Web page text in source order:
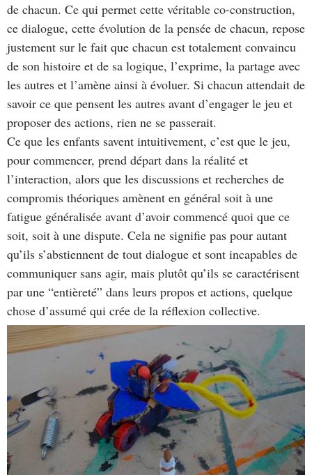
de chacun. Ce qui permet cette véritable co-construction,
ce dialogue, cette évolution de la pensée de chacun, repose
justement sur le fait que chacun est totalement convaincu
de son histoire et de sa logique, l’exprime, la partage avec
les autres et l’amène ainsi à évoluer. Si chacun attendait de
savoir ce que pensent les autres avant d’engager le jeu et
proposer des actions, rien ne se passerait.
Ce que les enfants savent intuitivement, c’est que le jeu,
pour commencer, prend départ dans la réalité et
l’interaction, alors que les discussions et recherches de
compromis théoriques amènent en général soit à une
fatigue généralisée avant d’avoir commencé quoi que ce
soit, soit à une dispute. Cela ne signifie pas pour autant
qu’ils s’abstiennent de tout dialogue et sont incapables de
communiquer sans agir, mais plutôt qu’ils se caractérisent
par une “entièreté” dans leurs propos et actions, quelque
chose d’assumé qui crée de la réflexion collective.